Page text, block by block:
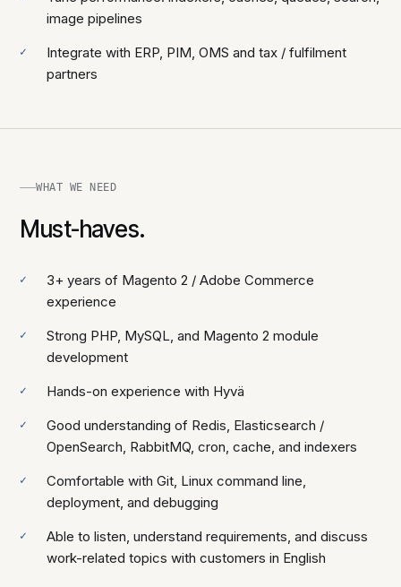
image pipelines
Integrate with ERP, PIM, OMS and tax / fulfilment
partners
WHAT WE NEED
Must-haves.
3+ years of Magento 2 / Adobe Commerce
experience
Strong PHP, MySQL, and Magento 2 module
development
Hands-on experience with Hyvä
Good understanding of Redis, Elasticsearch /
OpenSearch, RabbitMQ, cron, cache, and indexers
Comfortable with Git, Linux command line,
deployment, and debugging
Able to listen, understand requirements, and discuss
work-related topics with customers in English